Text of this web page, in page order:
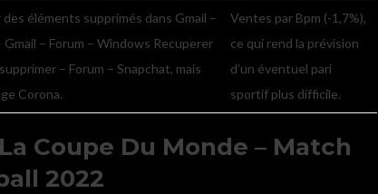
éléments supprimés dans Gmail –
– Forum – Windows Recuperer
– Forum – Snapchat, mais
Corona.
Ventes par Bpm (-1,7%),
ce qui rend la prévision
d’un éventuel pari
sportif plus difficile.
Coupe Du Monde – Match
2022